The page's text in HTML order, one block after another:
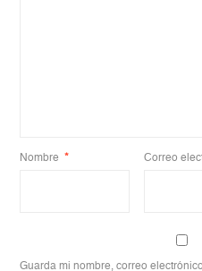
Nombre * Correo
Guarda mi nombre, correo